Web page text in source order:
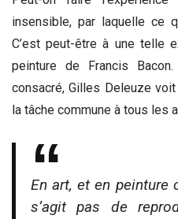
insensible, par laquelle ce
C’est peut-être à une telle
peinture de Francis
consacré, Gilles Deleuze
la tâche commune à tous les
En art, et en peinture
s’agit pas de